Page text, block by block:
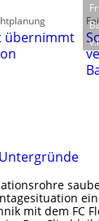
übernimmt
mit dem FC